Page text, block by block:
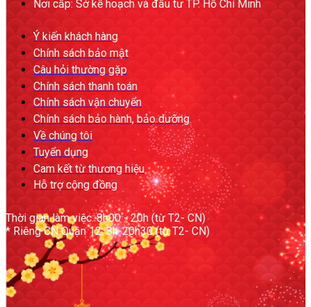
Nơi cấp: Sở kế hoạch và đầu tư TP. Hồ Chí Minh
Ý kiến khách hàng
Chính sách bảo mật
Câu hỏi thường gặp
Chính sách thanh toán
Chính sách vận chuyển
Chính sách bảo hành, bảo dưỡng
Về chúng tôi
Tuyển dụng
Cam kết từ thương hiệu
Hỗ trợ cộng đồng
Thời gian làm việc: 8h00 - 20h (từ T2- CN)
* Riêng CN Quận 12: 8h-20h30 (từ T2- CN)